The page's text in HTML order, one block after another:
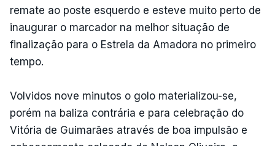
remate ao poste esquerdo e esteve muito perto de
inaugurar o marcador na melhor situação de
finalização para o Estrela da Amadora no primeiro
tempo.
Volvidos nove minutos o golo materializou-se,
porém na baliza contrária e para celebração do
Vitória de Guimarães através de boa impulsão e